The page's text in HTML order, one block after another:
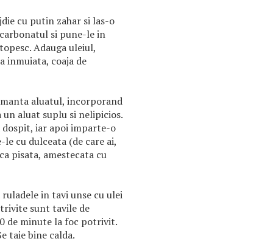
cu putin zahar si las-o
si pune-le in
Adauga uleiul,
inmuiata, coaja de
aluatul, incorporand
aluat suplu si nelipicios.
dospit, iar apoi imparte-o
cu dulceata (de care ai,
pisata, amestecata cu
ruladele in tavi unse cu ulei
sunt tavile de
de minute la foc potrivit.
taie bine calda.